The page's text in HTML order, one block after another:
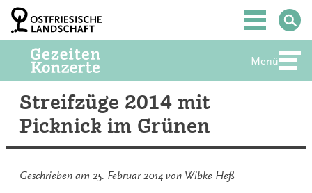
Zum
Inhalt
springen
Hauptmenü
Menü
Streifzüge 2014 mit
Picknick im Grünen
Geschrieben am 25. Februar 2014 von Wibke Heß